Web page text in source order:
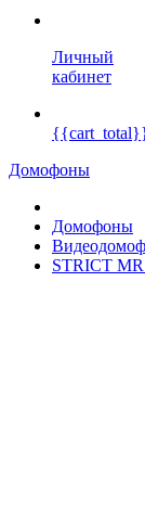
Личный
кабинет
Домофоны
Домофоны
STRICT